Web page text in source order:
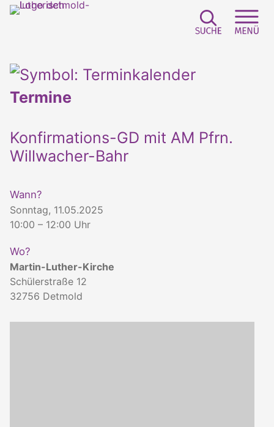
Termine
Konfirmations-GD mit AM Pfrn.
Willwacher-Bahr
Wann?
Sonntag, 11.05.2025
10:00 – 12:00 Uhr
Wo?
Martin-Luther-Kirche
Schülerstraße 12
32756 Detmold